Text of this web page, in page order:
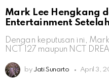
Mark Lee Hengkang
Entertainment
Dengan keputusan ini,
NCT 127 maupun NCT
by Jati Sunarto April 3,